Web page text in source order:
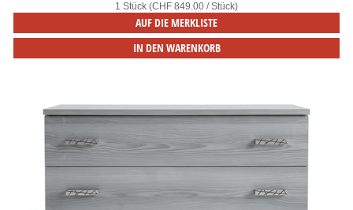
1 Stück (CHF 849.00 / Stück)
AUF DIE MERKLISTE
IN DEN WARENKORB